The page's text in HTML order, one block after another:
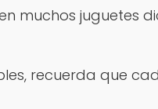
muchos juguetes
recuerda que